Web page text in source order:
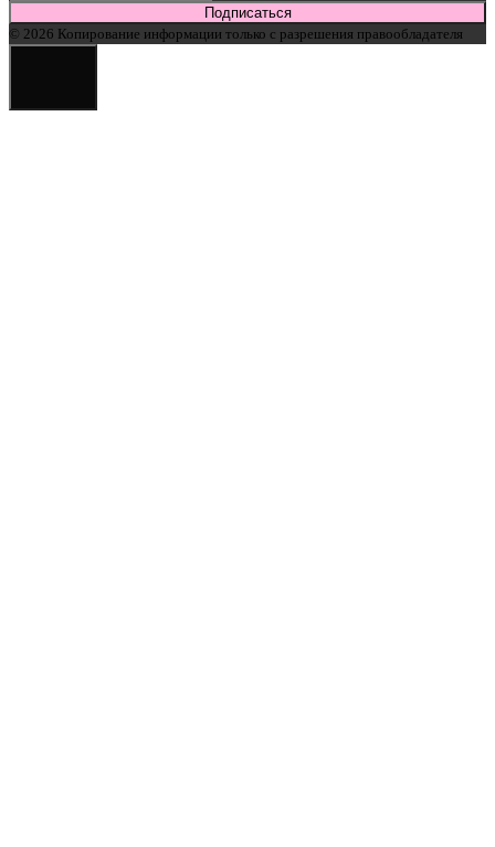
Подписаться
© 2026 Копирование информации только с разрешения правообладателя